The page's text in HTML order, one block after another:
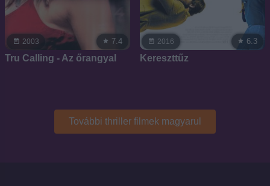
2003 7.4
Tru Calling - Az őrangyal
2016 6.3
Kereszttűz
További thriller filmek magyarul